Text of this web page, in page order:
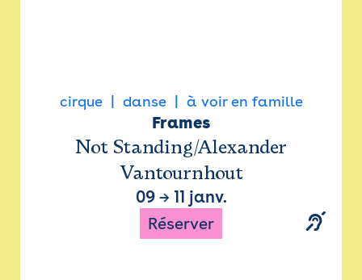
cirque danse à voir en famille
Frames
Not Standing/Alexander
Vantournhout
09→ 11 janv.
Réserver